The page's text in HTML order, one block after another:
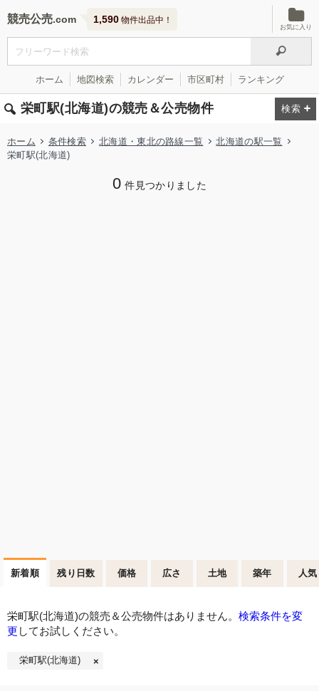
競売公売 1,590 物件出品中！
お気に入り
ホーム 地図検索 カレンダー 市区町村 ランキング
栄町駅(北海道)の競売＆公売物件
ホーム 条件検索 北海道・東北の路線一覧
北海道の駅一覧
栄町駅(北海道)
0 件見つかりました
新着順 残り日数 価格 広さ 土地 築年 人気
栄町駅(北海道)の競売＆公売物件はありません。 検索条件を変
更 してお試しください。
栄町駅(北海道)